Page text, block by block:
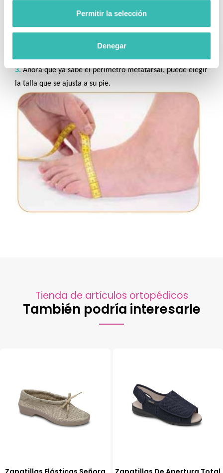
Permitir la selección
Denegar
El peso del cuerpo debe distribuirse uniformemente en
ambos pies.
Coloque la cinta métrica en la parte más ancha del
3. Ahora que ya sabe el perímetro metatarsal, puede elegir
la talla que se ajusta a su pie.
Tienda de artículos ortopédicos
También podría interesarle